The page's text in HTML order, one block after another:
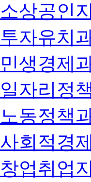
소상공인
투자유치
민생경제
일자리정
노동정책
사회적경
창업취업